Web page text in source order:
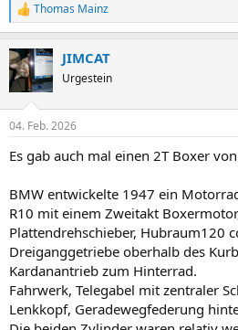
R
e
k
t
e
:
Thomas Mainz
JIMCAT
Urgestein
04. Feb. 2026
Es gab auch mal einen 2T Boxer
BMW entwickelte 1947 ein
R10 mit einem Zweitakt
Plattendrehschieber, Hubraum120
Dreiganggetriebe oberhalb des
Kardanantrieb zum Hinterrad.
Fahrwerk, Telegabel mit zentraler
Lenkkopf, Geradewegfederung